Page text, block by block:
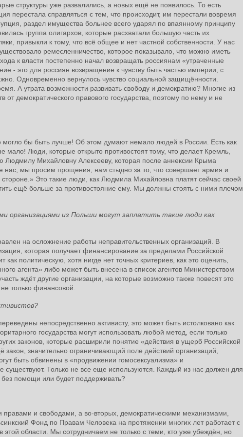
структуры уже развалились, а новых ещё не появилось. То есть
перестала справляться с тем, что происходит, им перестали вовремя
раздел имущества больнее всего ударял по впаянному принципу
группа олигархов, которые расхватали большую часть их
привыкли к тому, что всё общее и нет частной собственности. У нас
ремесленничество, которое показывало, что можно иметь
к власти постепенно начал возвращать россиянам «утраченные
- это для россиян возвращение к чувству быть частью империи, с
Одновременно вернулось чувство социальной защищённости.
А утрата возможности развивать свободу и демократию? Многие из
демократического правового государства, поэтому по нему и не
могло бы быть лучше! Об этом думают немало людей в России. Есть как
Люди, которые открыто противостоят тому, что делает Кремль,
Людмилу Михайловну Алексееву, которая после аннексии Крыма
нас, мы просим прощения, нам стыдно за то, что совершает армия и
Это такие люди, как Людмила Михайловна платят сейчас своей
ещё больше за противостояние ему. Мы должны стоять с ними плечом
организациями из Польши могут заплатить такие люди как
на осложнение работы неправительственных организаций. В
которая получает финансирование за пределами Российской
политическую, хотя нигде нет точных критериев, как это оценить,
агента» либо может быть внесена в список агентов Министерством
ждёт другие организации, на которые возможно также повесят это
только финансовой.
непосредственно активисту, это может быть истолковано как
государства могут использовать любой метод, если только
законов, которые расширили понятие «действия в ущерб Российской
значительно ограничивающий поле действий организаций,
быть обвинены в «продвижении гомосексуализма» и
существуют. Только не все еще используются. Каждый из нас должен для
без помощи или будет поддерживать?
правами и свободами, а во-вторых, демократическими механизмами,
Фонд по Правам Человека на протяжении многих лет работает с
области. Мы сотрудничаем не только с теми, кто уже убеждён, но